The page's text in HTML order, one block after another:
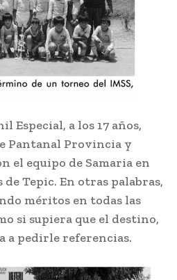
Especial, a los 17 años,
Pantanal Provincia y
el equipo de Samaria en
Tepic. En otras palabras,
méritos en todas las
si supiera que el destino,
a pedirle referencias.